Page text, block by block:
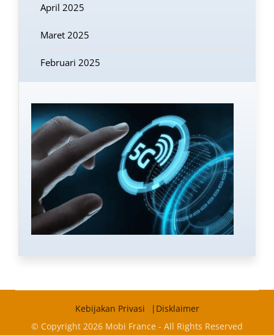
April 2025
Maret 2025
Februari 2025
Kebijakan Privasi
Disklaimer
© Copyright 2026 Mobi France - All Rights Reserved